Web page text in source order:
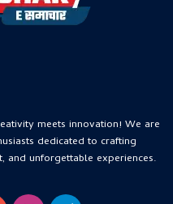
meets innovation! We are
dedicated to crafting
and unforgettable experiences.